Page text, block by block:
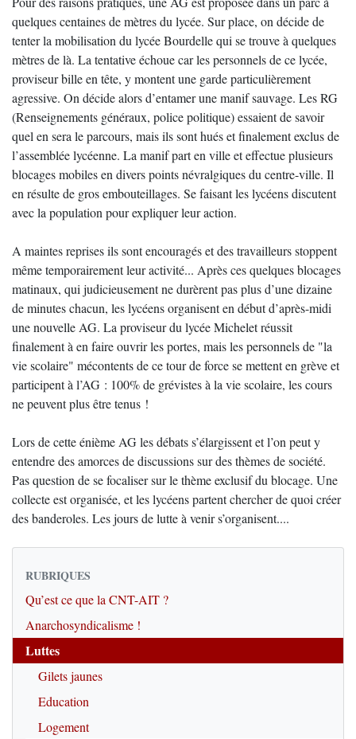
quelques centaines de mètres du lycée. Sur place, on décide de
tenter la mobilisation du lycée Bourdelle qui se trouve à quelques
mètres de là. La tentative échoue car les personnels de ce lycée,
proviseur bille en tête, y montent une garde particulièrement
agressive. On décide alors d’entamer une manif sauvage. Les RG
(Renseignements généraux, police politique) essaient de savoir
quel en sera le parcours, mais ils sont hués et finalement exclus de
l’assemblée lycéenne. La manif part en ville et effectue plusieurs
blocages mobiles en divers points névralgiques du centre-ville. Il
en résulte de gros embouteillages. Se faisant les lycéens discutent
avec la population pour expliquer leur action.
A maintes reprises ils sont encouragés et des travailleurs stoppent
même temporairement leur activité... Après ces quelques blocages
matinaux, qui judicieusement ne durèrent pas plus d’une dizaine
de minutes chacun, les lycéens organisent en début d’après-midi
une nouvelle AG. La proviseur du lycée Michelet réussit
finalement à en faire ouvrir les portes, mais les personnels de "la
vie scolaire" mécontents de ce tour de force se mettent en grève et
participent à l’AG : 100% de grévistes à la vie scolaire, les cours
ne peuvent plus être tenus !
Lors de cette énième AG les débats s’élargissent et l’on peut y
entendre des amorces de discussions sur des thèmes de société.
Pas question de se focaliser sur le thème exclusif du blocage. Une
collecte est organisée, et les lycéens partent chercher de quoi créer
des banderoles. Les jours de lutte à venir s’organisent....
RUBRIQUES
Qu’est ce que la CNT-AIT ?
Anarchosyndicalisme !
Luttes
Gilets jaunes
Education
Logement